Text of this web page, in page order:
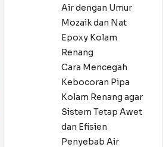
Air dengan Umur
Mozaik dan Nat
Epoxy Kolam
Renang
Cara Mencegah
Kebocoran Pipa
Kolam Renang agar
Sistem Tetap Awet
dan Efisien
Penyebab Air